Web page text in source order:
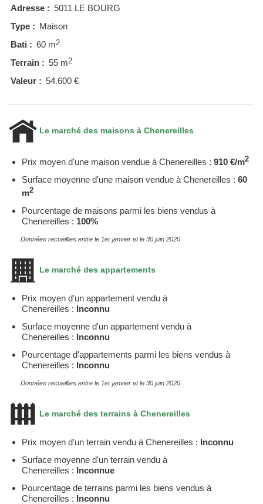
Adresse : 5011 LE BOURG
Type : Maison
Bati : 60 m2
Terrain : 55 m2
Valeur : 54.600 €
Le marché des maisons à Chenereilles
Prix moyen d'une maison vendue à Chenereilles : 910 €/m2
Surface moyenne d'une maison vendue à Chenereilles : 60
m2
Pourcentage de maisons parmi les biens vendus à
Chenereilles : 100%
Données recueillies entre le 1er janvier et le 30 juin 2020
Le marché des appartements
Prix moyen d'un appartement vendu à
Chenereilles : Inconnu
Surface moyenne d'un appartement vendu à
Chenereilles : Inconnu
Pourcentage d'appartements parmi les biens vendus à
Chenereilles : Inconnu
Données recueillies entre le 1er janvier et le 30 juin 2020
Le marché des terrains à Chenereilles
Prix moyen d'un terrain vendu à Chenereilles : Inconnu
Surface moyenne d'un terrain vendu à
Chenereilles : Inconnue
Pourcentage de terrains parmi les biens vendus à
Chenereilles : Inconnu